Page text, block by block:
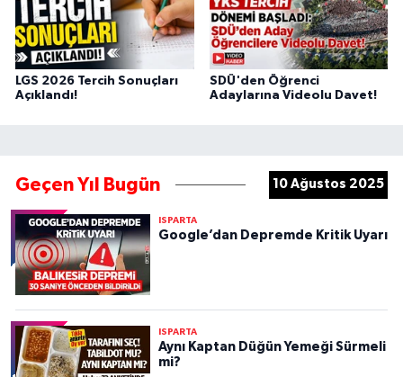
LGS 2026 Tercih Sonuçları
Açıklandı!
SDÜ'den Öğrenci
Adaylarına Videolu Davet!
Geçen Yıl Bugün 10 Ağustos 2025
ISPARTA
Google’dan Depremde Kritik Uyarı
ISPARTA
Aynı Kaptan Düğün Yemeği Sürmeli
mi?